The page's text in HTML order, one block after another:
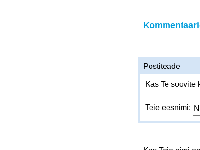
Postiteade
Kas Te soovite
Teie eesnimi: